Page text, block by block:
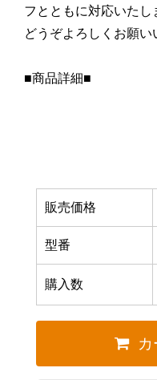
フとともに対応いたし
どうぞよろしくお願い
■商品詳細■
販売価格
型番
購入数